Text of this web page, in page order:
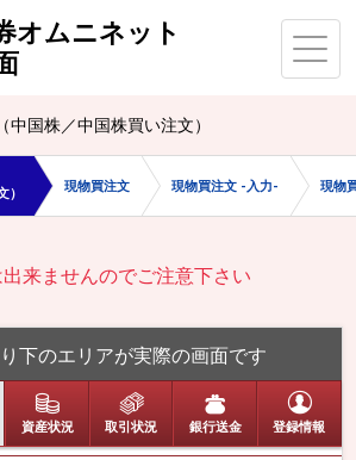
オムニネット
中国株／中国株買い注文）
）
現物買注文 現物買注文 -入力- 現物
来ませんのでご注意下さい
下のエリアが実際の画面です
資産状況 取引状況 銀行送金 登録情報